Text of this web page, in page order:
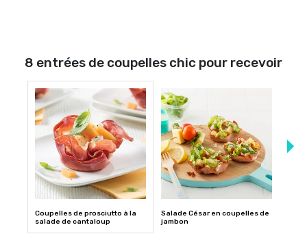
8 entrées de coupelles chic pour recevoir
Coupelles de prosciutto à la
salade de cantaloup
Salade César en coupelles de
jambon